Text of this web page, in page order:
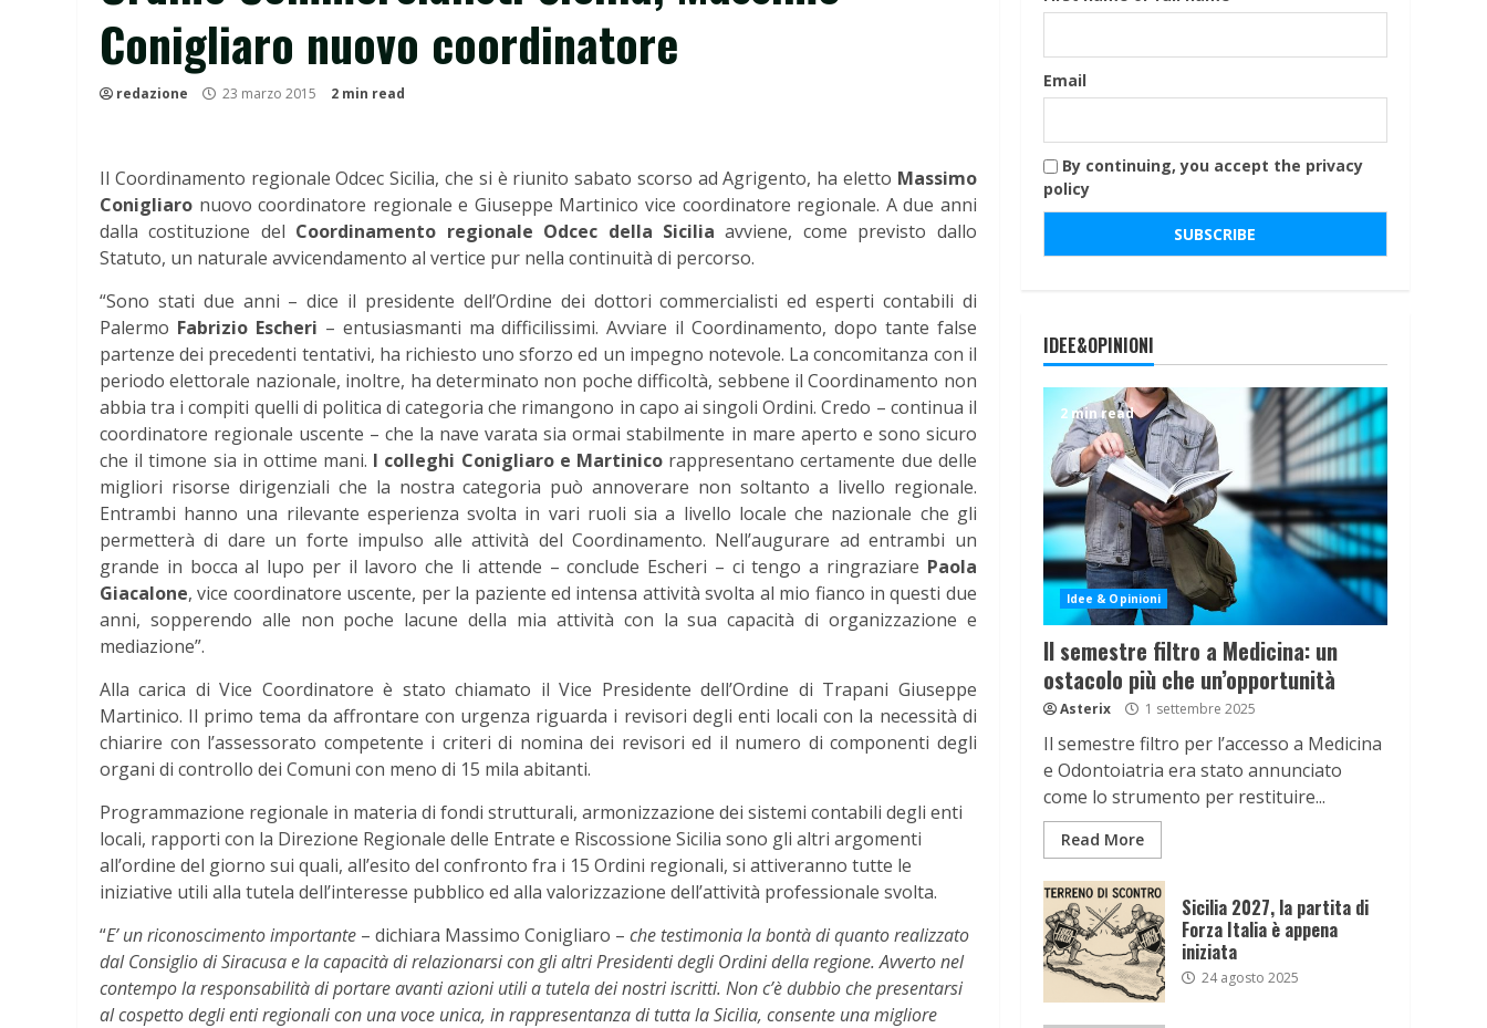
Conigliaro nuovo coordinatore
redazione 23 marzo 2015 2 min read
Il Coordinamento regionale Odcec Sicilia, che si è riunito sabato scorso ad Agrigento, ha eletto Massimo
Conigliaro nuovo coordinatore regionale e Giuseppe Martinico vice coordinatore regionale. A due anni
dalla costituzione del Coordinamento regionale Odcec della Sicilia avviene, come previsto dallo
Statuto, un naturale avvicendamento al vertice pur nella continuità di percorso.
“Sono stati due anni – dice il presidente dell’Ordine dei dottori commercialisti ed esperti contabili di
Palermo Fabrizio Escheri – entusiasmanti ma difficilissimi. Avviare il Coordinamento, dopo tante false
partenze dei precedenti tentativi, ha richiesto uno sforzo ed un impegno notevole. La concomitanza con il
periodo elettorale nazionale, inoltre, ha determinato non poche difficoltà, sebbene il Coordinamento non
abbia tra i compiti quelli di politica di categoria che rimangono in capo ai singoli Ordini. Credo – continua il
coordinatore regionale uscente – che la nave varata sia ormai stabilmente in mare aperto e sono sicuro
che il timone sia in ottime mani. I colleghi Conigliaro e Martinico rappresentano certamente due delle
migliori risorse dirigenziali che la nostra categoria può annoverare non soltanto a livello regionale.
Entrambi hanno una rilevante esperienza svolta in vari ruoli sia a livello locale che nazionale che gli
permetterà di dare un forte impulso alle attività del Coordinamento. Nell’augurare ad entrambi un
grande in bocca al lupo per il lavoro che li attende – conclude Escheri – ci tengo a ringraziare Paola
Giacalone, vice coordinatore uscente, per la paziente ed intensa attività svolta al mio fianco in questi due
anni, sopperendo alle non poche lacune della mia attività con la sua capacità di organizzazione e
mediazione”.
Alla carica di Vice Coordinatore è stato chiamato il Vice Presidente dell’Ordine di Trapani Giuseppe
Martinico. Il primo tema da affrontare con urgenza riguarda i revisori degli enti locali con la necessità di
chiarire con l’assessorato competente i criteri di nomina dei revisori ed il numero di componenti degli
organi di controllo dei Comuni con meno di 15 mila abitanti.
Programmazione regionale in materia di fondi strutturali, armonizzazione dei sistemi contabili degli enti
locali, rapporti con la Direzione Regionale delle Entrate e Riscossione Sicilia sono gli altri argomenti
all’ordine del giorno sui quali, all’esito del confronto fra i 15 Ordini regionali, si attiveranno tutte le
iniziative utili alla tutela dell’interesse pubblico ed alla valorizzazione dell’attività professionale svolta.
“E’ un riconoscimento importante – dichiara Massimo Conigliaro – che testimonia la bontà di quanto realizzato
dal Consiglio di Siracusa e la capacità di relazionarsi con gli altri Presidenti degli Ordini della regione. Avverto nel
contempo la responsabilità di portare avanti azioni utili a tutela dei nostri iscritti. Non c’è dubbio che presentarsi
al cospetto degli enti regionali con una voce unica, in rappresentanza di tutta la Sicilia, consente una migliore
Email
By continuing, you accept the privacy
policy
IDEE&OPINIONI
2 min read
Idee & Opinioni
Il semestre filtro a Medicina: un
ostacolo più che un’opportunità
Asterix 1 settembre 2025
Il semestre filtro per l’accesso a Medicina
e Odontoiatria era stato annunciato
come lo strumento per restituire...
Read More
Sicilia 2027, la partita di
Forza Italia è appena
iniziata
24 agosto 2025